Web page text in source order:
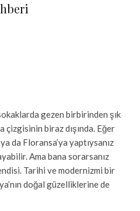
gezen birbirinden şık
çizgisinin biraz dışında. Eğer
da Floransa’ya yaptıysanız
Ama bana sorarsanız
Tarihi ve modernizmi bir
doğal güzelliklerine de